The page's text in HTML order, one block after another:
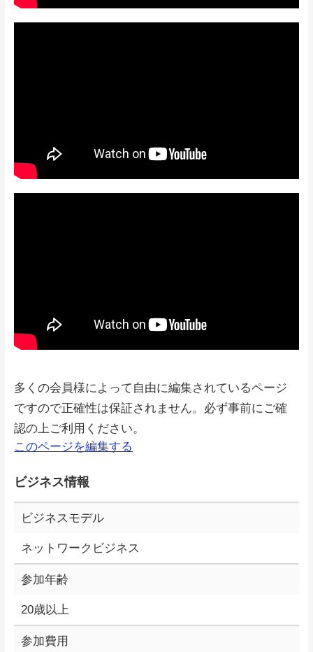
多くの会員様によって自由に編集されているページ
ですので正確性は保証されません。必ず事前にご確
認の上ご利用ください。
このページを編集する
ビジネス情報
ビジネスモデル
ネットワークビジネス
参加年齢
20歳以上
参加費用